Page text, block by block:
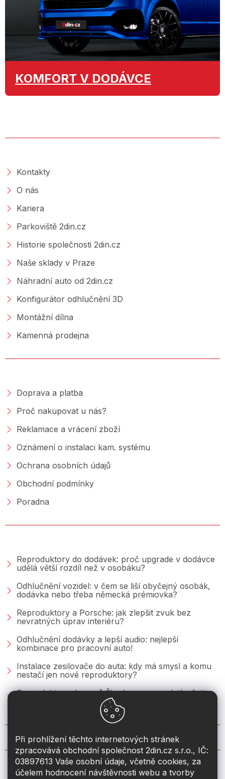
Při prohlížení těchto internetových stránek
zpracovává obchodní společnost 2din.cz s.r.o., IČ:
03897613 Vaše osobní údaje, včetně cookies, za
účelem hodnocení návštěvnosti webu a tvorby
KOMFORT V DODÁVCE
Kontakty
O nás
Kariera
Parkoviště 2din.cz
Historie společnosti 2din.cz
Naše sklady v Praze
Náhradní auto od 2din.cz
Konfigurátor odhlučnění 3D
Montážní dílna
Kamenná prodejna
Doprava a platba
Proč nakupovat u nás?
Reklamace a vrácení zboží
Oznámení o instalaci kam. systému
Ochrana osobních údajů
Obchodní podmínky
Poradna
Reproduktory do dodávek: proč upgrade v dodávce
udělá větší rozdíl než v osobáku?
Odhlučnění vozidel: v čem se liší obyčejný osobák,
dodávka nebo třeba německá prémiovka?
Reproduktory a Porsche: jak zlepšit zvuk bez
nevratných úprav interiéru?
Odhlučnění dodávky a lepší audio: nejlepší
kombinace pro pracovní auto!
Instalace zesilovače do auta: kdy má smysl a komu
nestačí jen nové reproduktory?
Reproduktory do vozů Škoda: co se vyplatí měnit u
Fabie, Octavie a Superbu?
KONTAKT
info@2din.cz